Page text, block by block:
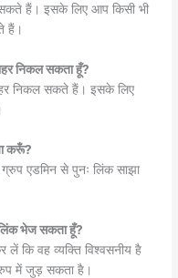
हैं। इसके लिए आप किसी भी
हैं।
निकल सकता हूँ?
निकल सकते हैं। इसके लिए
करूँ?
एडमिन से पुनः लिंक साझा
भेज सकता हूँ?
लें कि वह व्यक्ति विश्वसनीय है
में जुड़ सकता है।